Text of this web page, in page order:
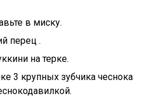
в миску.
перец .
на терке.
3 крупных зубчика чеснока